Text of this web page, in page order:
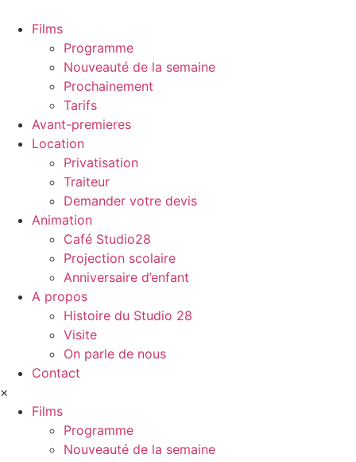
Films
Programme
Nouveauté de la semaine
Prochainement
Tarifs
Avant-premieres
Location
Privatisation
Traiteur
Demander votre devis
Animation
Café Studio28
Projection scolaire
Anniversaire d’enfant
A propos
Histoire du Studio 28
Visite
On parle de nous
Contact
×
Films
Programme
Nouveauté de la semaine